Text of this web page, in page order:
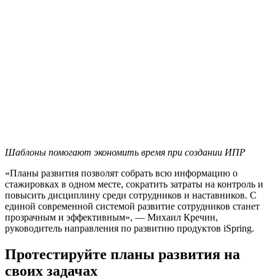
Шаблоны помогают экономить время при создании ИПР
«Планы развития позволят собрать всю информацию о
стажировках в одном месте, сократить затраты на контроль и
повысить дисциплину среди сотрудников и наставников. С
единой современной системой развитие сотрудников станет
прозрачным и эффективным», — Михаил Кречин,
руководитель направления по развитию продуктов iSpring.
Протестируйте планы развития на
своих задачах